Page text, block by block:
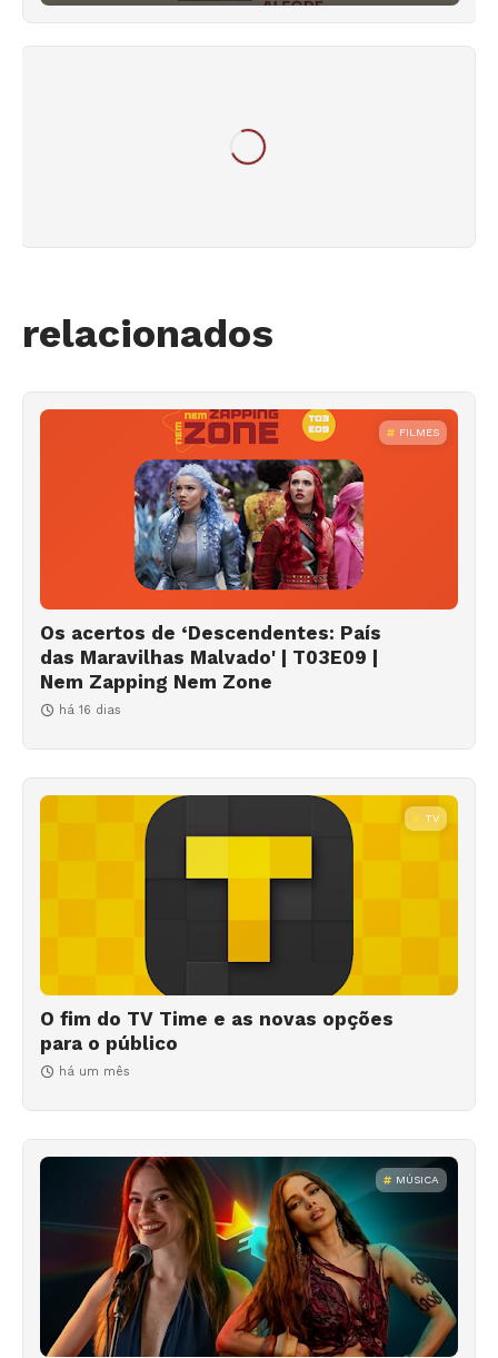
relacionados
FILMES
Os acertos de ‘Descendentes: País
das Maravilhas Malvado' | T03E09 |
Nem Zapping Nem Zone
há 16 dias
TV
O fim do TV Time e as novas opções
para o público
há um mês
MÚSICA